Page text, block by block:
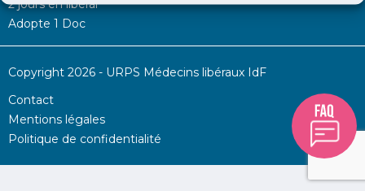
2 jours en libéral
Adopte 1 Doc
Copyright 2026 - URPS Médecins libéraux IdF
Contact
Mentions légales
Politique de confidentialité